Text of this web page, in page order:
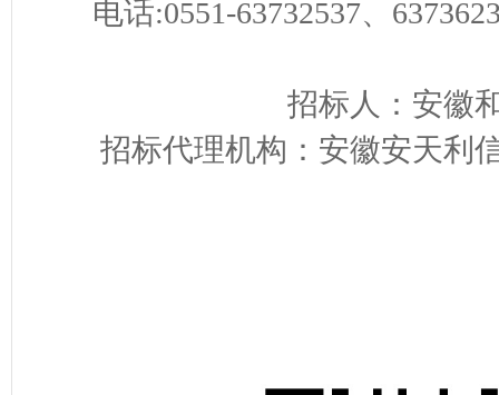
电话:0551-63732537、
招标人：安徽
招标代理机构：安徽安天利